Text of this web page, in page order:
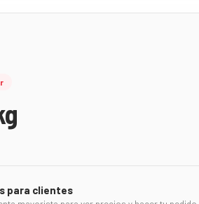
para clientes